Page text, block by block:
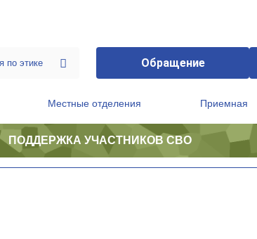
Обращение
Местные отделения Приемная
ПОДДЕРЖКА УЧАСТНИКОВ СВО